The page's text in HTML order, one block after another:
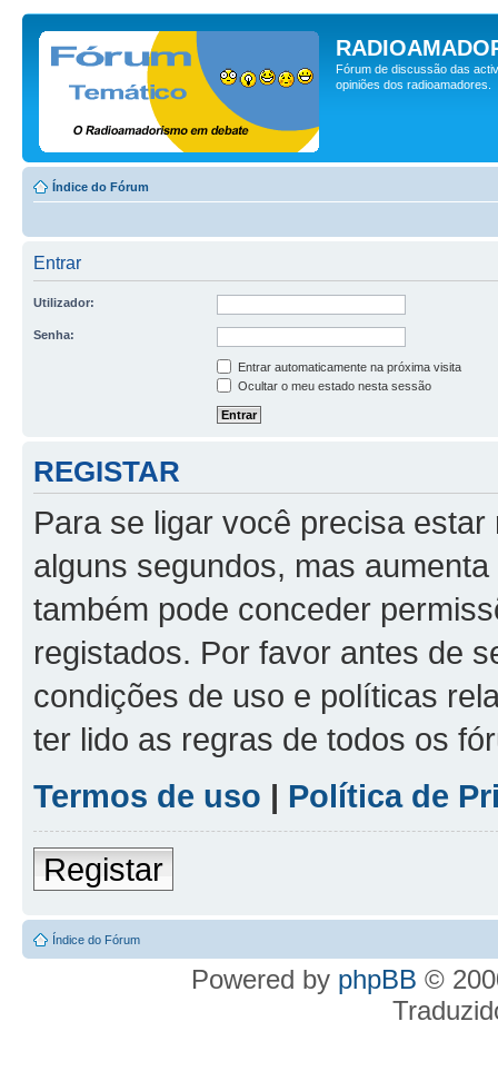
Fórum de discussão das
opiniões dos radioamadores.
Índice do Fórum
Entrar
Utilizador:
Senha:
Entrar automaticamente na próxima visita
Ocultar o meu estado nesta sessão
REGISTAR
Para se ligar você precisa
alguns segundos, mas
também pode conceder
registados. Por favor antes de
condições de uso e políticas
ter lido as regras de todos os
Termos de uso | Política de
Registar
Índice do Fórum
Powered by phpBB ©